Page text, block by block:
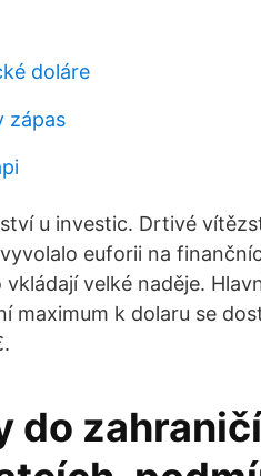
doláre
zápas
u investic. Drtivé
euforii na
velké naděje.
maximum k dolaru se
do